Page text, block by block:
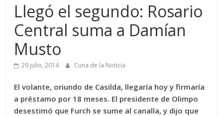
Llegó el segundo: Rosario
Central suma a Damían
Musto
29 julio, 2014 Cuna de la Noticia
El volante, oriundo de Casilda, llegaría hoy y firmaría
a préstamo por 18 meses. El presidente de Olimpo
desestimó que Furch se sume al canalla, y dijo que